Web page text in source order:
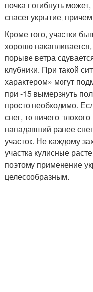
почка погибнуть
спасет укрытие,
Кроме того, участки
хорошо
порыве ветра
клубники. При такой
характером» могут
при -15 вымерзнуть
просто необходимо.
снег, то ничего
нападавший ранее
участок. Не каждому
участка кулисные
поэтому применение
целесообразным.